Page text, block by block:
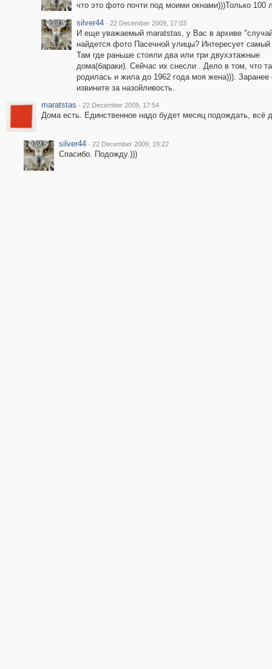
что это фото почти под моими окнами)))Только 100
silver44 · 22 December 2009, 17:03
И еще уважаемый maratstas, у Вас в архиве
найдется фото Пасечной улицы? Интересует самый
Там где раньше стояли два или три двухэтажные
дома(бараки). Сейчас их снесли . Дело в том, что
родилась и жила до 1962 года моя жена))). Заранее
извините за назойливость.
maratstas · 22 December 2009, 17:54
Дома есть. Единственное надо будет месяц подождать, всё
silver44 · 22 December 2009, 19:22
Спасибо. Подожду.)))